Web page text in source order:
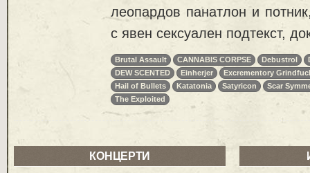
леопардов панатлон и
с явен сексуален подтекст,
Brutal Assault CANNABIS CORPSE Debustrol
DEW SCENTED
Einherjer
Excrementory
Hail of Bullets
Katatonia Satyricon
Scar
The Exploited
КОНЦЕРТИ